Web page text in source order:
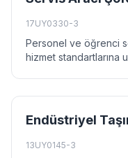
17UY0330-3
Personel ve öğrenci
hizmet standartlarına
Endüstriyel
13UY0145-3